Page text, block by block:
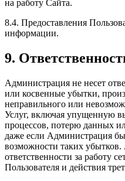
на работу Сайта.
8.4. Предоставления
информации.
9.
Администрация не несет
или косвенные убытки,
неправильного или
Услуг, включая упущенную
процессов, потерю данных
даже если Администрация
возможности таких
ответственности за работу
Пользователя и действия